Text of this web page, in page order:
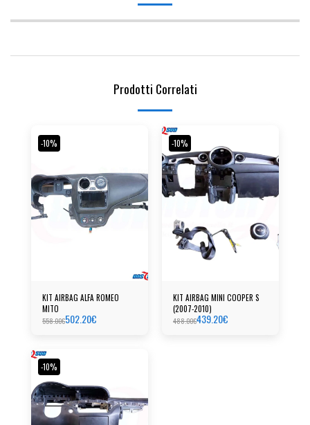
Prodotti Correlati
-10%
KIT AIRBAG ALFA ROMEO
MITO
558.00€502.20€
-10%
KIT AIRBAG MINI COOPER S
(2007-2010)
488.00€439.20€
-10%